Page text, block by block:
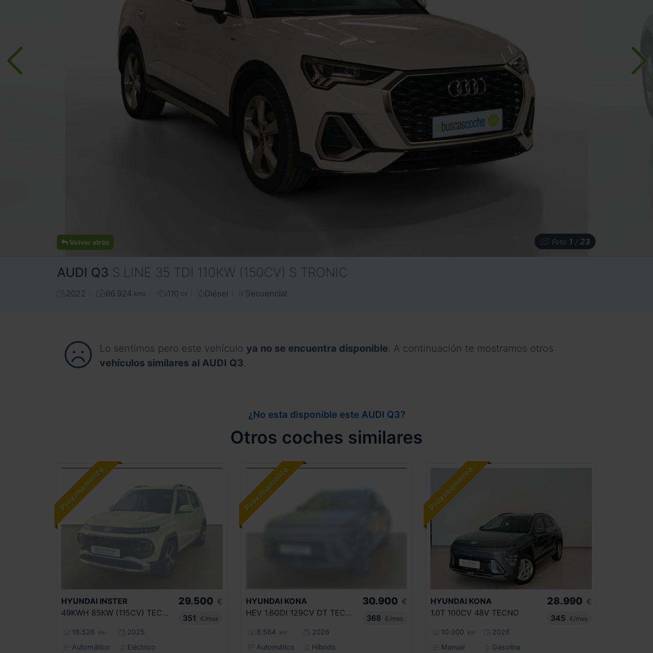
Volver atrás Foto 1 / 23
AUDI Q3 S LINE 35 TDI 110KW (150CV) S TRONIC
2022 66.924 kms 110 cv Diésel Secuencial
Lo sentimos pero este vehículo ya no se encuentra disponible. A continuación te mostramos otros
vehículos similares al AUDI Q3.
¿No esta disponible este AUDI Q3?
Otros coches similares
HYUNDAI INSTER
49KWH 85KW (115CV) TECNO
18.526 km
2025
Automático
Eléctrico
29.500 €
351
€/mes
HYUNDAI KONA
HEV 1.6GDI 129CV DT TECNO
8.564 km
2026
Automático
Híbrido
30.900 €
368
€/mes
HYUNDAI KONA
1.0T 100CV 48V TECNO
10.000 km
2026
Manual
Gasolina
28.990 €
345
€/mes